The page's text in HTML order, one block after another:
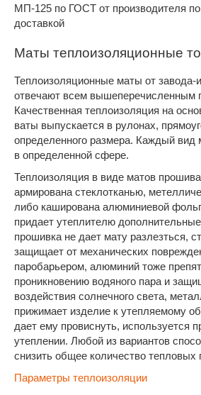
МП-125 по ГОСТ от производителя
доставкой
Маты теплоизоляционные
Теплоизоляционные маты от
отвечают всем вышеперечисленным
Качественная теплоизоляция на
ваты выпускается в рулонах,
определенного размера. Каждый вид
в определенной сфере.
Теплоизоляция в виде матов
армирована стеклотканью,
либо каширована алюминиевой
придает утеплителю
прошивка не дает мату разлезться,
защищает от механических
паробарьером, алюминий тоже
проникновению водяного пара и
воздействия солнечного света,
прижимает изделие к утепляемому
дает ему провиснуть, используется
утеплении. Любой из вариантов
снизить общее количество тепловых
Параметры теплоизоляции